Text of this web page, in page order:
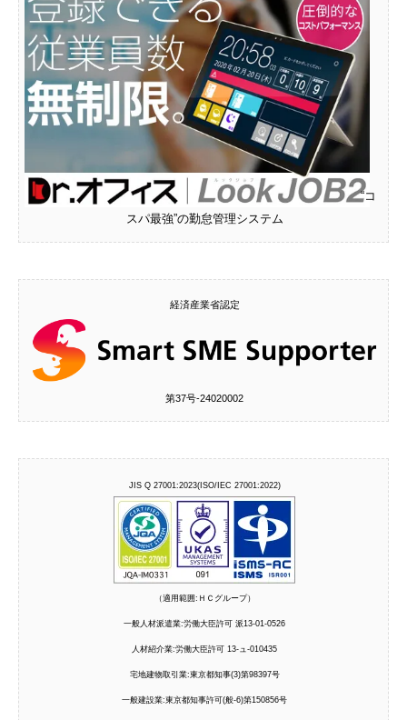
“コ
スパ最強”の勤怠管理システム
経済産業省認定
第37号‐24020002
JIS Q 27001:2023(ISO/IEC 27001:2022)
（適用範囲:ＨＣグループ）
一般人材派遣業:労働大臣許可 派13-01-0526
人材紹介業:労働大臣許可 13-ュ-010435
宅地建物取引業:東京都知事(3)第98397号
一般建設業:東京都知事許可(般-6)第150856号